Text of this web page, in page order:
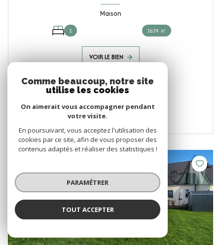
Maison
1 1639 ㎡
VOIR LE BIEN
Comme beaucoup, notre site
utilise les cookies
On aimerait vous accompagner pendant
votre visite.
En poursuivant, vous acceptez l'utilisation des
cookies par ce site, afin de vous proposer des
contenus adaptés et réaliser des statistiques !
PARAMÉTRER
TOUT ACCEPTER